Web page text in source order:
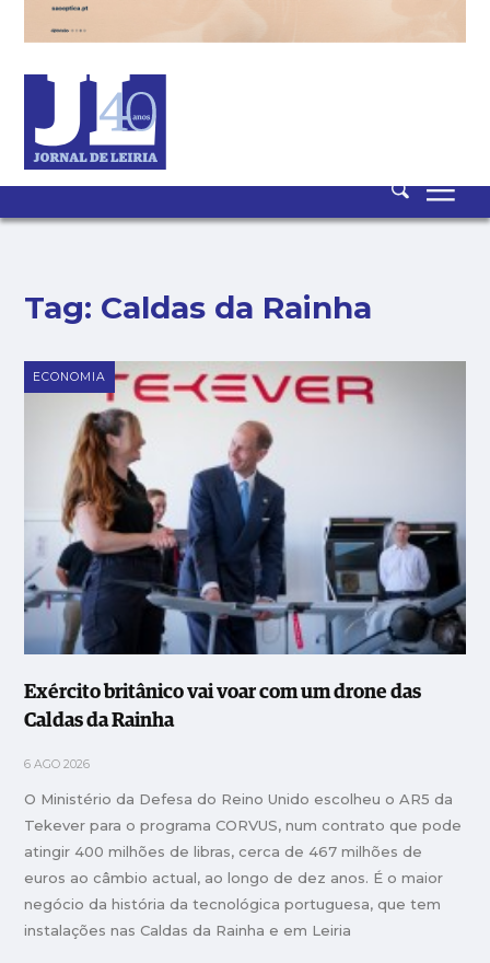
PUB
Tag: Caldas da Rainha
ECONOMIA
Exército britânico vai voar com um drone das
Caldas da Rainha
6 AGO 2026
O Ministério da Defesa do Reino Unido escolheu o AR5 da
Tekever para o programa CORVUS, num contrato que pode
atingir 400 milhões de libras, cerca de 467 milhões de
euros ao câmbio actual, ao longo de dez anos. É o maior
negócio da história da tecnológica portuguesa, que tem
instalações nas Caldas da Rainha e em Leiria